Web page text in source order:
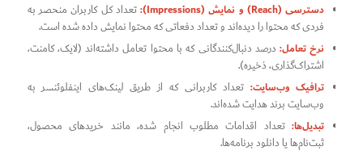
دسترسی (Reach) و نمایش (Impressions):
تعداد کل کاربران منحصر به
فردی که محتوا را دیده‌اند و تعداد دفعاتی که محتوا نمایش داده شده است.
نرخ تعامل:درصد دنبال‌کنندگانی که با محتوا تعامل داشته‌اند (لایک، کامنت،
اشتراک‌گذاری، ذخیره).
ترافیک وب‌سایت: تعداد کاربرانی که از طریق لینک‌های اینفلوئنسر به
وب‌سایت برند هدایت شده‌اند.
تبدیل‌ها:تعداد اقدامات مطلوب انجام شده، مانند خریدهای محصول،
ثبت‌نام‌ها یا دانلود برنامه‌ها.